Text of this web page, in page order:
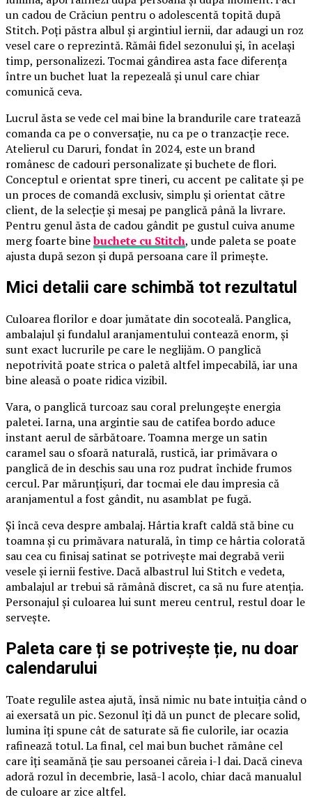
un cadou de Crăciun pentru o adolescentă topită după
Stitch. Poți păstra albul și argintiul iernii, dar adaugi un roz
vesel care o reprezintă. Rămâi fidel sezonului și, în același
timp, personalizezi. Tocmai gândirea asta face diferența
între un buchet luat la repezeală și unul care chiar
comunică ceva.
Lucrul ăsta se vede cel mai bine la brandurile care tratează
comanda ca pe o conversație, nu ca pe o tranzacție rece.
Atelierul cu Daruri, fondat în 2024, este un brand
românesc de cadouri personalizate și buchete de flori.
Conceptul e orientat spre tineri, cu accent pe calitate și pe
un proces de comandă exclusiv, simplu și orientat către
client, de la selecție și mesaj pe panglică până la livrare.
Pentru genul ăsta de cadou gândit pe gustul cuiva anume
merg foarte binebuchete cu Stitch, unde paleta se poate
ajusta după sezon și după persoana care îl primește.
Mici detalii care schimbă tot rezultatul
Culoarea florilor e doar jumătate din socoteală. Panglica,
ambalajul și fundalul aranjamentului contează enorm, și
sunt exact lucrurile pe care le neglijăm. O panglică
nepotrivită poate strica o paletă altfel impecabilă, iar una
bine aleasă o poate ridica vizibil.
Vara, o panglică turcoaz sau coral prelungește energia
paletei. Iarna, una argintie sau de catifea bordo aduce
instant aerul de sărbătoare. Toamna merge un satin
caramel sau o sfoară naturală, rustică, iar primăvara o
panglică de in deschis sau una roz pudrat închide frumos
cercul. Par mărunțișuri, dar tocmai ele dau impresia că
aranjamentul a fost gândit, nu asamblat pe fugă.
Și încă ceva despre ambalaj. Hârtia kraft caldă stă bine cu
toamna și cu primăvara naturală, în timp ce hârtia colorată
sau cea cu finisaj satinat se potrivește mai degrabă verii
vesele și iernii festive. Dacă albastrul lui Stitch e vedeta,
ambalajul ar trebui să rămână discret, ca să nu fure atenția.
Personajul și culoarea lui sunt mereu centrul, restul doar le
servește.
Paleta care ți se potrivește ție, nu doar
calendarului
Toate regulile astea ajută, însă nimic nu bate intuiția când o
ai exersată un pic. Sezonul îți dă un punct de plecare solid,
lumina îți spune cât de saturate să fie culorile, iar ocazia
rafinează totul. La final, cel mai bun buchet rămâne cel
care îți seamănă ție sau persoanei căreia i-l dai. Dacă cineva
adoră rozul în decembrie, lasă-l acolo, chiar dacă manualul
de culoare ar zice altfel.